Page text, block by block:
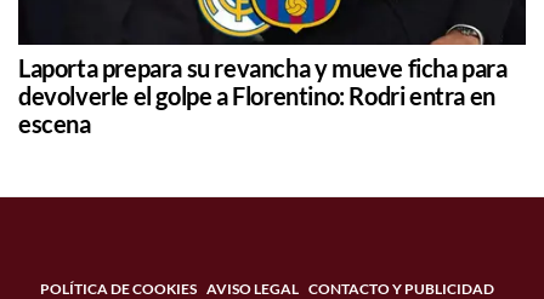
Laporta prepara su revancha y mueve ficha para
devolverle el golpe a Florentino: Rodri entra en
escena
POLÍTICA DE COOKIES AVISO LEGAL CONTACTO Y PUBLICIDAD